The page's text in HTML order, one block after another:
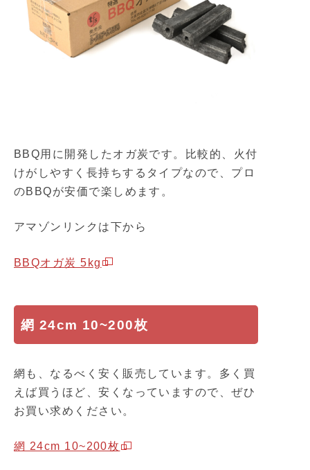
BBQ用に開発したオガ炭です。比較的、火付
けがしやすく長持ちするタイプなので、プロ
のBBQが安価で楽しめます。
アマゾンリンクは下から
BBQオガ炭 5kg
網 24cm 10~200枚
網も、なるべく安く販売しています。多く買
えば買うほど、安くなっていますので、ぜひ
お買い求めください。
網 24cm 10~200枚